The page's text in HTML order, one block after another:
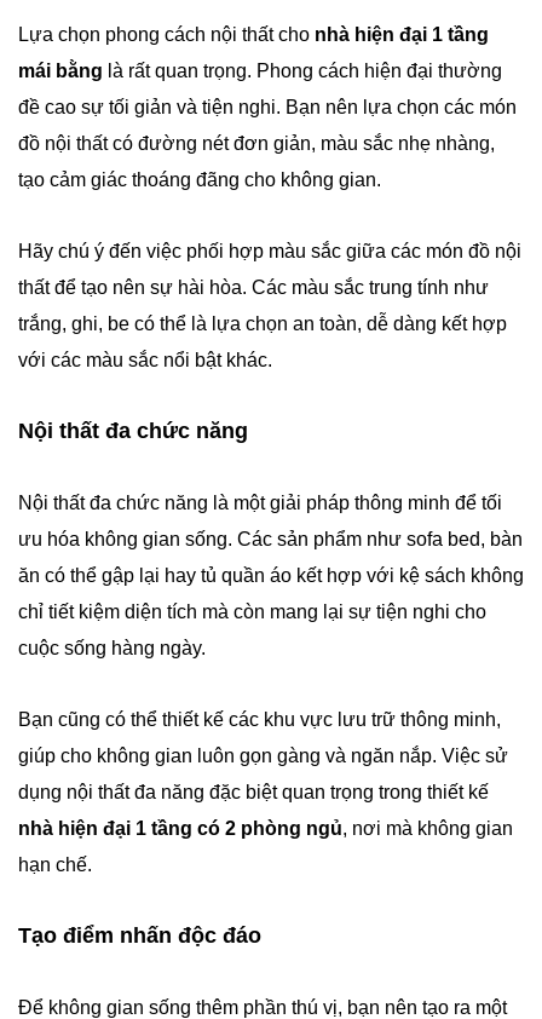
Lựa chọn phong cách nội thất cho nhà hiện đại 1 tầng
mái bằng là rất quan trọng. Phong cách hiện đại thường
đề cao sự tối giản và tiện nghi. Bạn nên lựa chọn các món
đồ nội thất có đường nét đơn giản, màu sắc nhẹ nhàng,
tạo cảm giác thoáng đãng cho không gian.
Hãy chú ý đến việc phối hợp màu sắc giữa các món đồ nội
thất để tạo nên sự hài hòa. Các màu sắc trung tính như
trắng, ghi, be có thể là lựa chọn an toàn, dễ dàng kết hợp
với các màu sắc nổi bật khác.
Nội thất đa chức năng
Nội thất đa chức năng là một giải pháp thông minh để tối
ưu hóa không gian sống. Các sản phẩm như sofa bed, bàn
ăn có thể gập lại hay tủ quần áo kết hợp với kệ sách không
chỉ tiết kiệm diện tích mà còn mang lại sự tiện nghi cho
cuộc sống hàng ngày.
Bạn cũng có thể thiết kế các khu vực lưu trữ thông minh,
giúp cho không gian luôn gọn gàng và ngăn nắp. Việc sử
dụng nội thất đa năng đặc biệt quan trọng trong thiết kế
nhà hiện đại 1 tầng có 2 phòng ngủ, nơi mà không gian
hạn chế.
Tạo điểm nhấn độc đáo
Để không gian sống thêm phần thú vị, bạn nên tạo ra một